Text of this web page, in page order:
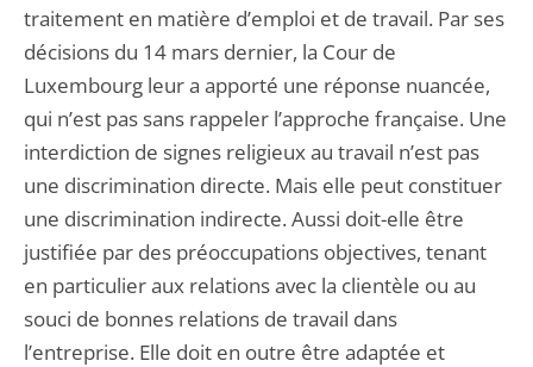
traitement en matière d’emploi et de travail. Par ses
décisions du 14 mars dernier, la Cour de
Luxembourg leur a apporté une réponse nuancée,
qui n’est pas sans rappeler l’approche française. Une
interdiction de signes religieux au travail n’est pas
une discrimination directe. Mais elle peut constituer
une discrimination indirecte. Aussi doit-elle être
justifiée par des préoccupations objectives, tenant
en particulier aux relations avec la clientèle ou au
souci de bonnes relations de travail dans
l’entreprise. Elle doit en outre être adaptée et